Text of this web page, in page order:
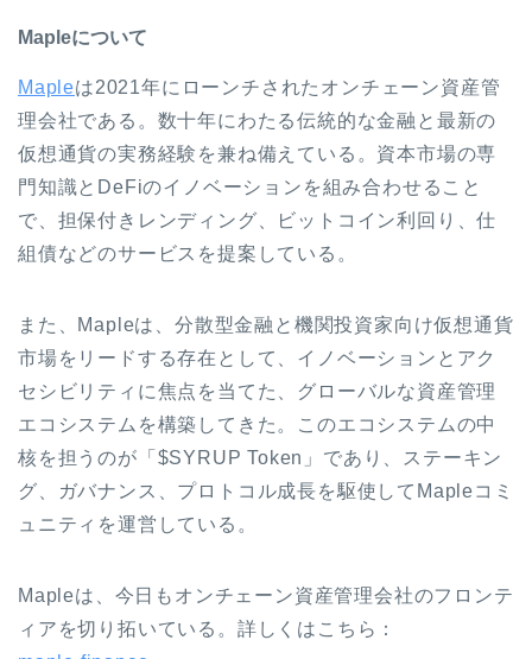
Mapleについて
Mapleは2021年にローンチされたオンチェーン資産管
理会社である。数十年にわたる伝統的な金融と最新の
仮想通貨の実務経験を兼ね備えている。資本市場の専
門知識とDeFiのイノベーションを組み合わせること
で、担保付きレンディング、ビットコイン利回り、仕
組債などのサービスを提案している。
また、Mapleは、分散型金融と機関投資家向け仮想通貨
市場をリードする存在として、イノベーションとアク
セシビリティに焦点を当てた、グローバルな資産管理
エコシステムを構築してきた。このエコシステムの中
核を担うのが「$SYRUP Token」であり、ステーキン
グ、ガバナンス、プロトコル成長を駆使してMapleコミ
ュニティを運営している。
Mapleは、今日もオンチェーン資産管理会社のフロンテ
ィアを切り拓いている。詳しくはこちら：